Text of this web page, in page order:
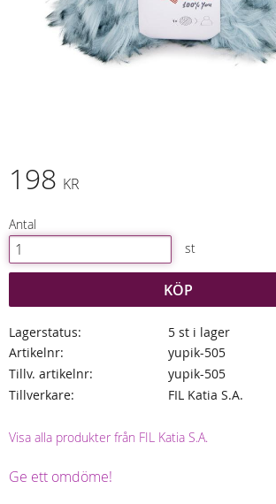
198 KR
Antal
st
KÖP
Lagerstatus
5 st i lager
Artikelnr
yupik-505
Tillv. artikelnr
yupik-505
Tillverkare
FIL Katia S.A.
Visa alla produkter från FIL Katia S.A.
Ge ett omdöme!